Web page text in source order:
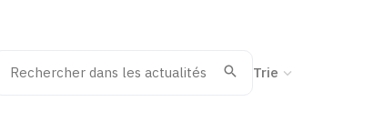
Recherche
ValiderTrier la recherche